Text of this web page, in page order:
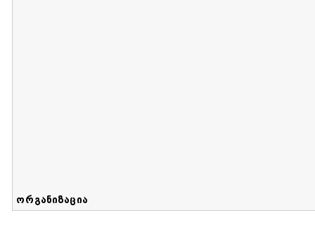
ორგანიზაცია